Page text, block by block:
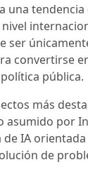
una tendencia
ser
convertirse
pública.
más
asumido por
de IA
de